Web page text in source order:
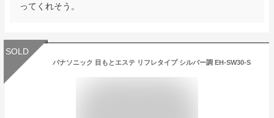
ってくれそう。
SOLD
パナソニック 目もとエステ リフレタイプ シルバー調 EH-SW30-S